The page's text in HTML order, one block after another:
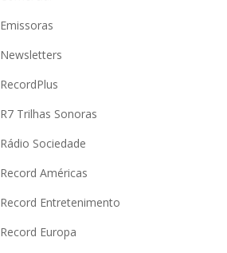
Emissoras
Newsletters
RecordPlus
R7 Trilhas Sonoras
Rádio Sociedade
Record Américas
Record Entretenimento
Record Europa